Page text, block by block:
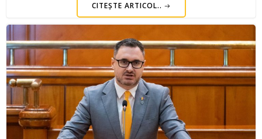
CITEȘTE ARTICOL..